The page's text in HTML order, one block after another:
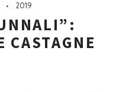
2019
CASTAGNE